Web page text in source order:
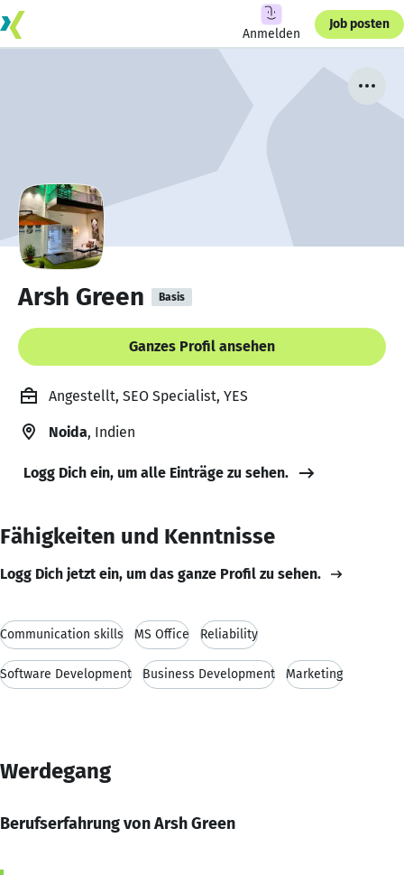
Anmelden
Job posten
Arsh Green Basis
Ganzes Profil ansehen
Angestellt, SEO Specialist, YES
Noida, Indien
Logg Dich ein, um alle Einträge zu sehen.
Fähigkeiten und Kenntnisse
Logg Dich jetzt ein, um das ganze Profil zu sehen.
Communication skills MS Office Reliability
Software Development Business Development Marketing
Werdegang
Berufserfahrung von Arsh Green